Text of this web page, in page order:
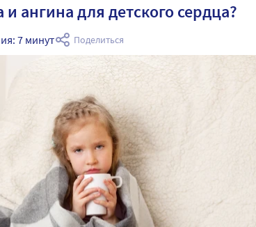
ангина для детского сердца?
7 минут Поделиться